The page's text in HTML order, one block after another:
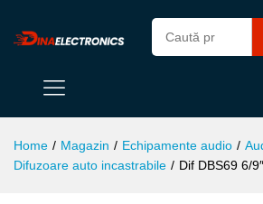
Home / Magazin / Echipamente audio /
Difuzoare auto incastrabile / Dif DBS69 6/